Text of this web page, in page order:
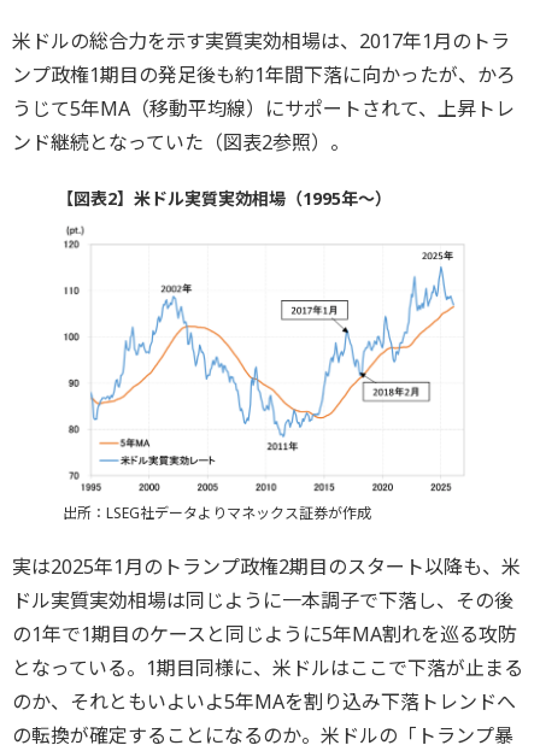
米ドルの総合力を示す実質実効相場は、2017年1月のトラ
ンプ政権1期目の発足後も約1年間下落に向かったが、かろ
うじて5年MA（移動平均線）にサポートされて、上昇トレ
ンド継続となっていた（図表2参照）。
【図表2】米ドル実質実効相場（1995年～）
出所：LSEG社データよりマネックス証券が作成
実は2025年1月のトランプ政権2期目のスタート以降も、米
ドル実質実効相場は同じように一本調子で下落し、その後
の1年で1期目のケースと同じように5年MA割れを巡る攻防
となっている。1期目同様に、米ドルはここで下落が止まる
のか、それともいよいよ5年MAを割り込み下落トレンドへ
の転換が確定することになるのか。米ドルの「トランプ暴